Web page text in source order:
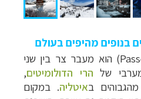
בנופים מהיפים בעולם
) הוא מעבר צר בין שני
של הרי הדולומיטים,
באיטליה. במקום